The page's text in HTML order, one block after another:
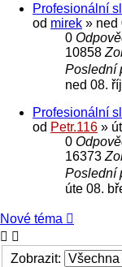
Profesionální
od mirek » ned
0
10858
Poslední
ned 08.
Profesionální
od Petr.116 »
0
16373
Poslední
úte 08.
Nové téma
Zobrazit: